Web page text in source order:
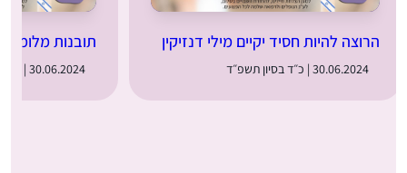
הרוצה להיות חסיד יקיים מילי דנזיקין
30.06.2024 | כ״ד בסיון תשפ״ד
תובנות
30.06.2024 | כ״ד בסיון תשפ״ד